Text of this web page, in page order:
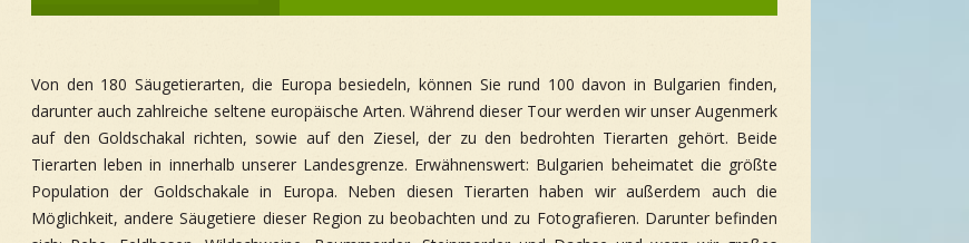
Von den 180 Säugetierarten, die Europa besiedeln, können Sie rund 100 davon in Bulgarien finden,
darunter auch zahlreiche seltene europäische Arten. Während dieser Tour werden wir unser Augenmerk
auf den Goldschakal richten, sowie auf den Ziesel, der zu den bedrohten Tierarten gehört. Beide
Tierarten leben in innerhalb unserer Landesgrenze. Erwähnenswert: Bulgarien beheimatet die größte
Population der Goldschakale in Europa. Neben diesen Tierarten haben wir außerdem auch die
Möglichkeit, andere Säugetiere dieser Region zu beobachten und zu Fotografieren. Darunter befinden